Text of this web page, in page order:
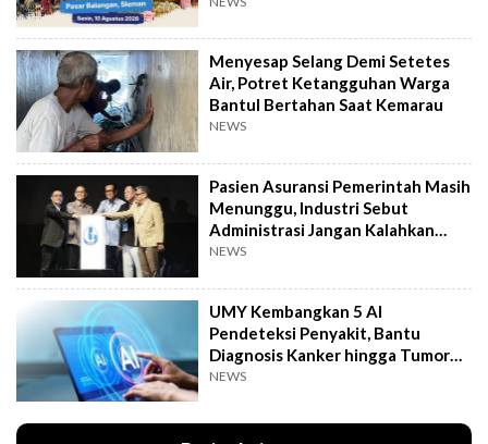
Menyesap Selang Demi Setetes
Air, Potret Ketangguhan Warga
Bantul Bertahan Saat Kemarau
NEWS
Pasien Asuransi Pemerintah Masih
Menunggu, Industri Sebut
Administrasi Jangan Kalahkan
Kemanusiaan
NEWS
UMY Kembangkan 5 AI
Pendeteksi Penyakit, Bantu
Diagnosis Kanker hingga Tumor
Otak Lebih Cepat
NEWS